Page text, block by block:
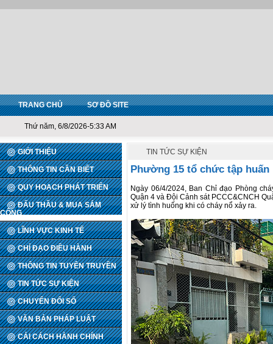
TRANG CHỦ SƠ ĐỒ SITE
Thứ năm, 6/8/2026-5:33 AM
GIỚI THIỆU
THÔNG TIN CẦN BIẾT
QUY HOẠCH PHÁT TRIỂN
ĐẤU THẦU & MUA SẮM
CÔNG
LĨNH VỰC KINH TẾ
CHỈ ĐẠO ĐIỀU HÀNH
THÔNG TIN TUYÊN TRUYỀN
TIN TỨC SỰ KIỆN
CHUYỂN ĐỔI SỐ
VĂN BẢN PHÁP LUẬT
CẢI CÁCH HÀNH CHÍNH
TIN TỨC SỰ KIỆN
Phường 15 tổ chức tập huấn
Ngày 06/4/2024, Ban Chỉ đạo Phòng
Quận 4 và Đội Cảnh sát PCCC&CNCH
xử lý tình huống khi có cháy nổ xảy ra.